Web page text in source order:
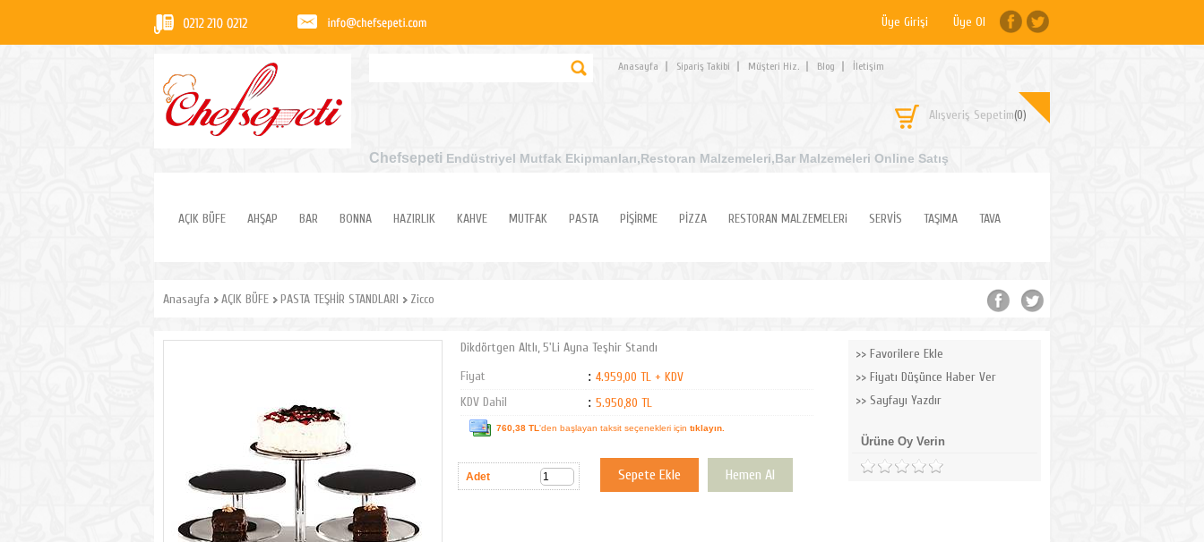
Üye Girişi Üye Ol
Anasayfa Sipariş Takibi Müşteri Hiz. Blog İletişim
Alışveriş Sepetim(0)
Chefsepeti Endüstriyel Mutfak Ekipmanları,Restoran Malzemeleri,Bar Malzemeleri Online Satış
AÇIK BÜFE AHŞAP BAR BONNA HAZIRLIK KAHVE MUTFAK PASTA PİŞİRME PİZZA RESTORAN MALZEMELERi SERVİS TAŞIMA TAVA
Anasayfa AÇIK BÜFE PASTA TEŞHİR STANDLARI Zicco
Dikdörtgen Altlı, 5'Li Ayna Teşhir Standı
Fiyat
: 4.959,00 TL + KDV
KDV Dahil
: 5.950,80 TL
760,38 TL'den başlayan taksit seçenekleri için tıklayın.
Adet
Favorilere Ekle
Fiyatı Düşünce Haber Ver
Sayfayı Yazdır
Ürüne Oy Verin